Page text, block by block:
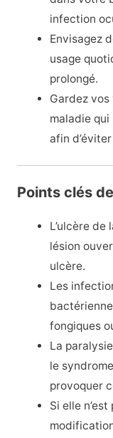
infection
Envisagez
usage
prolongé.
Gardez vos
maladie
afin
Points clés
L’ulcère
lésion
ulcère.
Les
fongiques
La
le
provoquer
Si elle